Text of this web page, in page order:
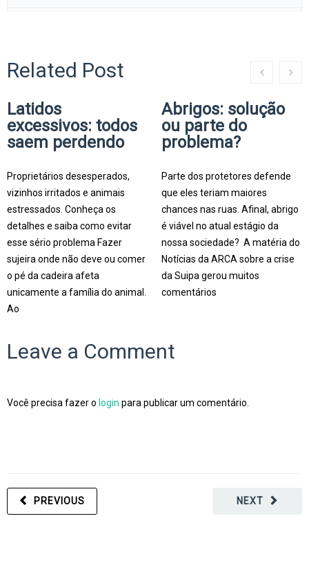
Related Post
Latidos
excessivos: todos
saem perdendo
Proprietários desesperados,
vizinhos irritados e animais
estressados. Conheça os
detalhes e saiba como evitar
esse sério problema Fazer
sujeira onde não deve ou comer
o pé da cadeira afeta
unicamente a família do animal.
Ao
Abrigos: solução
ou parte do
problema?
Parte dos protetores defende
que eles teriam maiores
chances nas ruas. Afinal, abrigo
é viável no atual estágio da
nossa sociedade? A matéria do
Notícias da ARCA sobre a crise
da Suipa gerou muitos
comentários
Leave a Comment
Você precisa fazer o login para publicar um comentário.
NEXT
PREVIOUS